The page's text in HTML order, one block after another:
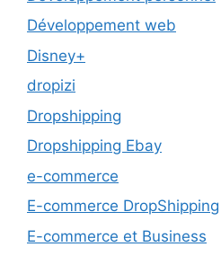
Développement web
Disney+
dropizi
Dropshipping
Dropshipping Ebay
e-commerce
E-commerce DropShipping
E-commerce et Business